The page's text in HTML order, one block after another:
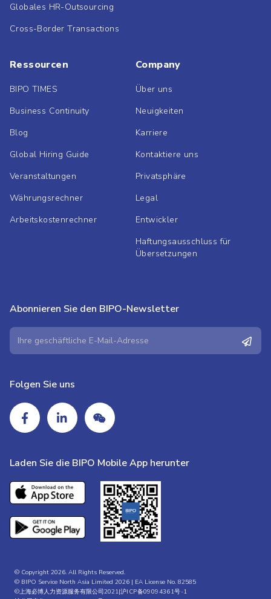
Globales HR-Outsourcing
Cross-Border Transactions
Ressourcen
BIPO TIMES
Business Continuity
Blog
Global Hiring Guide
Veranstaltungen
Währungsrechner
Arbeitskostenrechner
Company
Über uns
Neuigkeiten
Karriere
Kontaktiere uns
Privatsphäre
Legal
Entwickler
Haftungsausschluss für
Übersetzungen
Abonnieren Sie den BIPO-Newsletter
Folgen Sie uns
Laden Sie die BIPO Mobile App herunter
© Copyright 2026. All Rights Reserved.
© BIPO Service North Asia Limited 2026 | EA License No. 82585
©上海必博人力资源服务有限公司2021|沪ICP备09094361号-1